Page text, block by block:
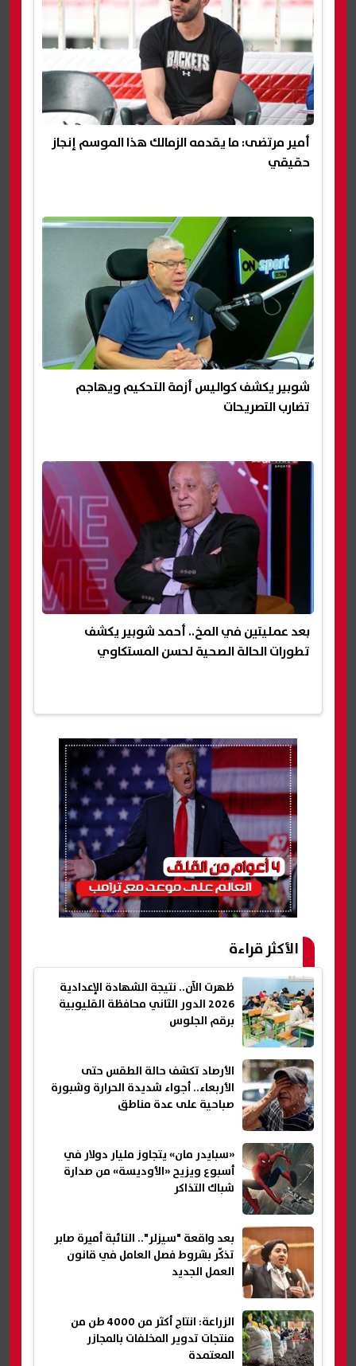
أمير مرتضى: ما يقدمه الزمالك هذا الموسم إنجاز
حقيقي
شوبير يكشف كواليس أزمة التحكيم ويهاجم
تضارب التصريحات
بعد عمليتين في المخ.. أحمد شوبير يكشف
تطورات الحالة الصحية لحسن المستكاوي
الأكثر قراءة
ظهرت الآن.. نتيجة الشهادة الإعدادية
2026 الدور الثاني محافظة القليوبية
برقم الجلوس
الأرصاد تكشف حالة الطقس حتى
الأربعاء.. أجواء شديدة الحرارة وشبورة
صباحية على عدة مناطق
«سبايدر مان» يتجاوز مليار دولار في
أسبوع ويزيح «الأوديسة» من صدارة
شباك التذاكر
بعد واقعة "سيزلر".. النائبة أميرة صابر
تذكّر بشروط فصل العامل في قانون
العمل الجديد
الزراعة: انتاج أكثر من 4000 طن من
منتجات تدوير المخلفات بالمجازر
المعتمدة